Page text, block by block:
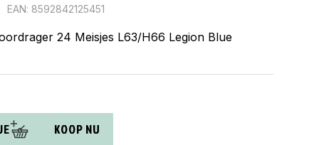
EAN: 8592842125451
24 Meisjes L63/H66 Legion Blue
KOOP NU